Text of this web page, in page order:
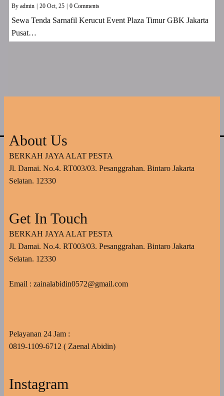
By admin 20 Oct, 25 0 Comments
Sewa Tenda Sarnafil Kerucut Event Plaza Timur GBK Jakarta
Pusat…
About Us
BERKAH JAYA ALAT PESTA
Jl. Damai. No.4. RT003/03. Pesanggrahan. Bintaro Jakarta
Selatan. 12330
Get In Touch
BERKAH JAYA ALAT PESTA
Jl. Damai. No.4. RT003/03. Pesanggrahan. Bintaro Jakarta
Selatan. 12330
Email : zainalabidin0572@gmail.com
Pelayanan 24 Jam :
0819-1109-6712 ( Zaenal Abidin)
Instagram